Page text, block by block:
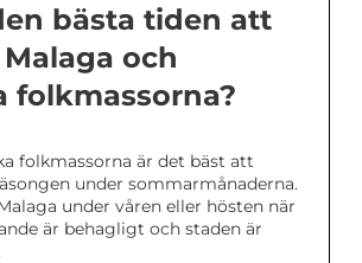
bästa tiden att
och
folkmassorna?
folkmassorna är det bäst att
under sommarmånaderna.
under våren eller hösten när
är behagligt och staden är